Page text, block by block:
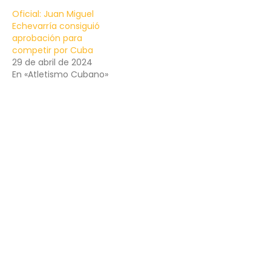
Oficial: Juan Miguel
Echevarría consiguió
aprobación para
competir por Cuba
29 de abril de 2024
En «Atletismo Cubano»